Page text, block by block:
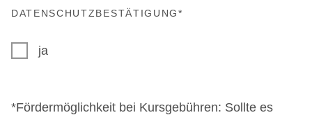
DATENSCHUTZBESTÄTIGUNG*
ja
*Fördermöglichkeit bei Kursgebühren: Sollte es